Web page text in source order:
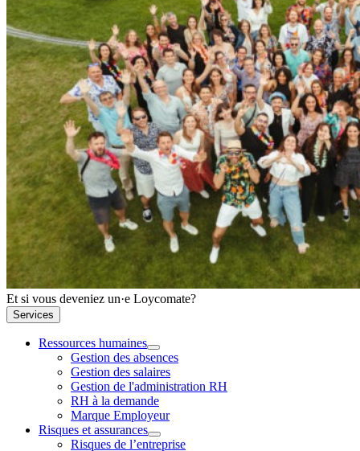
Et si vous deveniez un·e Loycomate?
Services
Ressources humaines
Gestion des absences
Gestion des salaires
Gestion de l'administration RH
RH à la demande
Marque Employeur
Risques et assurances
Risques de l’entreprise